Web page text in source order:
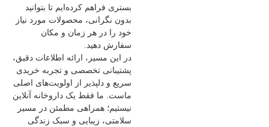
بستری فراهم کرده‌ایم تا بتوانید
بدون نگرانی، محصولات مورد نیاز
خود را در هر زمان و مکان
سفارش دهید.
در این مسیر، ارائه اطلاعات دقیق،
پشتیبانی تخصصی و تجربه خریدی
سریع و دلپذیر از اولویت‌های اصلی
ماست. ما فقط یک داروخانه آنلاین
نیستیم؛ همراهی مطمئن در مسیر
سلامتی، زیبایی و سبک زندگی